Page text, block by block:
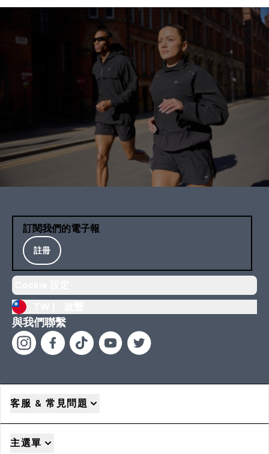
訂閱我們的電子報
註冊
與我們聯繫
客服 & 常見問題
主選單